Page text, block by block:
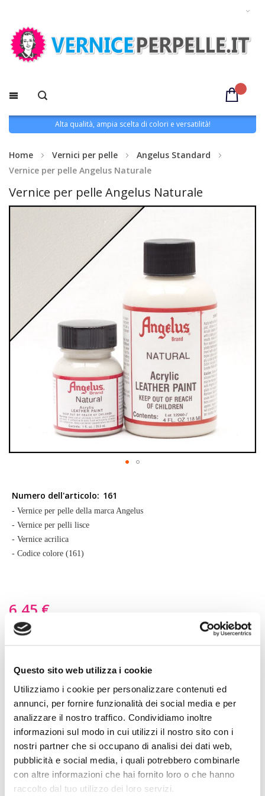
Questo sito web utilizza i cookie
Utilizziamo i cookie per personalizzare contenuti ed
annunci, per fornire funzionalità dei social media e per
analizzare il nostro traffico. Condividiamo inoltre
informazioni sul modo in cui utilizzi il nostro sito con i
nostri partner che si occupano di analisi dei dati web,
pubblicità e social media, i quali potrebbero combinarle
con altre informazioni che hai fornito loro o che hanno
raccolto dal tuo utilizzo dei loro servizi.
Alta qualità, ampia scelta di colori e versatilità!
Home Vernici per pelle
Angelus Standard
Vernice per pelle Angelus Naturale
Vernice per pelle Angelus Naturale
all'inizio
immagini
Numero dell'articolo: 161
- Vernice per pelle della marca Angelus
- Vernice per pelli lisce
- Vernice acrilica
- Codice colore (161)
6,45 €
Capacità
29,5 ml 118 ml
NEL CESTINO
Descrizione prodotto
D'ora in poi potrai verniciare o ritoccare da solo qualsiasi pelle.
Le vernici acriliche della marca Angelus sono senza odore e
adatte alla verniciatura di scarpe, cinture, portamonete, borse,